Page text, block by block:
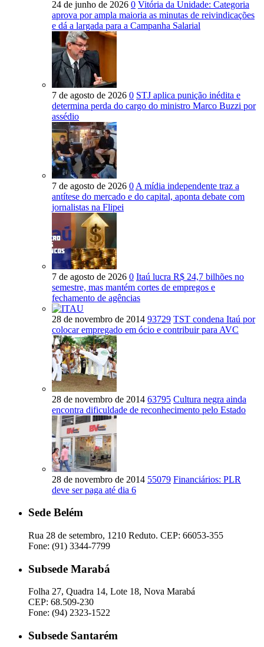
24 de junho de 2026 0 Vitória da Unidade: Categoria
aprova por ampla maioria as minutas de reivindicações
e dá a largada para a Campanha Salarial
7 de agosto de 2026 0 STJ aplica punição inédita e
determina perda do cargo do ministro Marco Buzzi por
assédio
7 de agosto de 2026 0 A mídia independente traz a
antítese do mercado e do capital, aponta debate com
jornalistas na Flipei
7 de agosto de 2026 0 Itaú lucra R$ 24,7 bilhões no
semestre, mas mantém cortes de empregos e
fechamento de agências
28 de novembro de 2014 93729 TST condena Itaú por
colocar empregado em ócio e contribuir para AVC
28 de novembro de 2014 63795 Cultura negra ainda
encontra dificuldade de reconhecimento pelo Estado
28 de novembro de 2014 55079 Financiários: PLR
deve ser paga até dia 6
Sede Belém
Rua 28 de setembro, 1210 Reduto. CEP: 66053-355
Fone: (91) 3344-7799
Subsede Marabá
Folha 27, Quadra 14, Lote 18, Nova Marabá
CEP: 68.509-230
Fone: (94) 2323-1522
Subsede Santarém